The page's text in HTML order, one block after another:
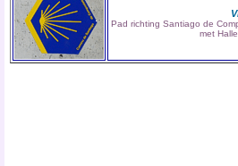
Pad richting Santiago de
met